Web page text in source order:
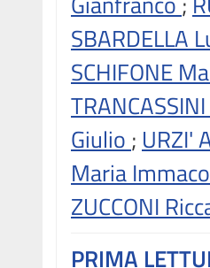
SBARDELLA
SCHIFONE
Giulio ; URZI'
Maria
ZUCCONI
PRIMA